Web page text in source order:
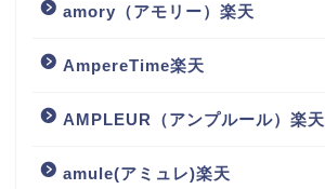
amory（アモリー）楽天
AmpereTime楽天
AMPLEUR（アンプルール）楽天
amule(アミュレ)楽天